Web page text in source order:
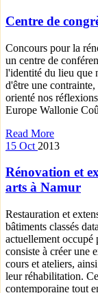
Centre de
Concours pour la
un centre de
l'identité du lieu que
d'être une
orienté nos
Europe Wallonie
Read More
15 Oct 2013
Rénovation et
arts à Namur
Restauration et
bâtiments classés
actuellement
consiste à créer une
cours et ateliers,
leur réhabilitation.
contemporaine tout